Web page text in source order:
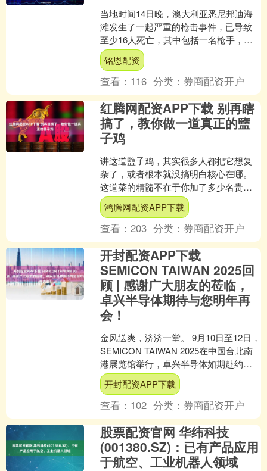
当地时间14日晚，澳大利亚悉尼邦迪海
滩发生了一起严重的枪击事件，已导致
至少16人死亡，其中包括一名枪手，另
外42人受伤，其中包括2名警员。澳大利
亚警方已将该事件....
铭恩配资
查看： 116 分类： 券商配资开户
红腾网配资APP下载 别再瞎
搞了，教你做一道真正的盬
子鸡
讲这道盬子鸡，其实很多人都把它想复
杂了，或者根本就没搞明白核心在哪。
这道菜的精髓不在于你加了多少名贵的
山珍海味，恰恰相反，它吃的就是一个
鸡本身的原味，一种被完完....
鸿腾网配资APP下载
查看：203 分类： 券商配资开户
开封配资APP下载
SEMICON TAIWAN 2025回
顾 | 感谢广大朋友的莅临，
卓兴半导体期待与您明年再
会！
金风送爽，济济一堂。 9月10日至12日，
SEMICON TAIWAN 2025在中国台北南
港展览馆举行，卓兴半导体如期赴约，
携半导体封装、光模块封装、Mini....
开封配资APP下载
查看： 102 分类： 券商配资开户
股票配资官网 华纬科技
(001380.SZ)：已有产品应用
于航空、工业机器人领域